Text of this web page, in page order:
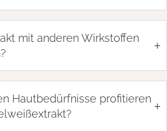
mit anderen Wirkstoffen
+
Hautbedürfnisse profitieren +